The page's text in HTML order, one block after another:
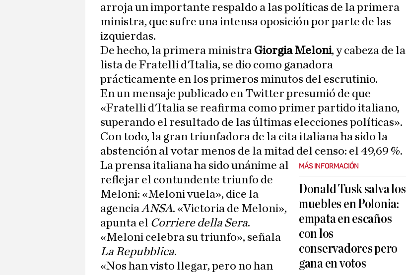
arroja un importante respaldo a las políticas de la primera
ministra, que sufre una intensa oposición por parte de las
izquierdas.
De hecho, la primera ministra Giorgia Meloni, y cabeza de la
lista de Fratelli d'Italia, se dio como ganadora
prácticamente en los primeros minutos del escrutinio.
En un mensaje publicado en Twitter presumió de que
«Fratelli d'Italia se reafirma como primer partido italiano,
superando el resultado de las últimas elecciones políticas».
Con todo, la gran triunfadora de la cita italiana ha sido la
abstención al votar menos de la mitad del censo: el 49,69 %.
MÁS INFORMACIÓN
Donald Tusk salva los
muebles en Polonia:
empata en escaños
con los
conservadores pero
gana en votos
La prensa italiana ha sido unánime al
reflejar el contundente triunfo de
Meloni: «Meloni vuela», dice la
agenciaANSA. «Victoria de Meloni»,
apunta el Corriere della Sera.
«Meloni celebra su triunfo», señala
La Repubblica.
«Nos han visto llegar, pero no han